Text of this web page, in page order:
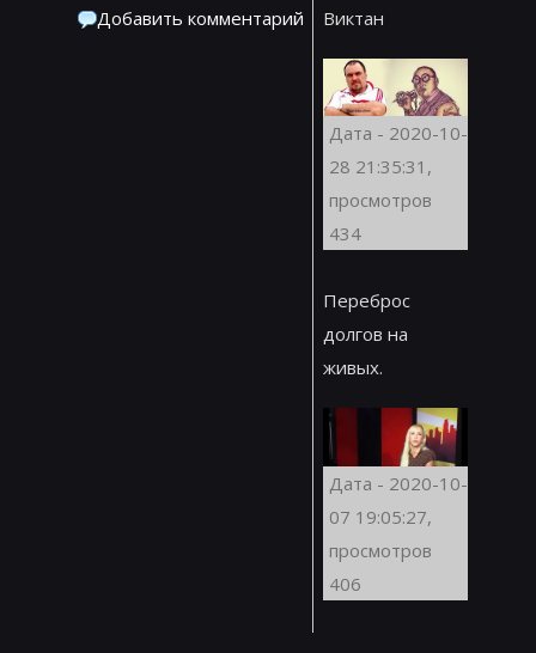
Добавить комментарий
Виктан
Дата - 2020-10-
28 21:35:31,
просмотров
434
Переброс
долгов на
живых.
Дата - 2020-10-
07 19:05:27,
просмотров
406